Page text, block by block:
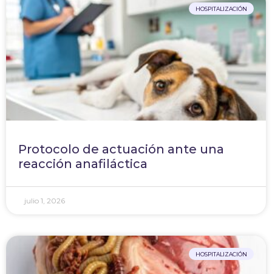
HOSPITALIZACIÓN
Protocolo de actuación ante una
reacción anafiláctica
julio 1, 2026
HOSPITALIZACIÓN